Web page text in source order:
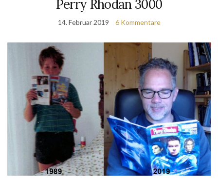
Perry Rhodan 3000
14. Februar 2019 6 Kommentare